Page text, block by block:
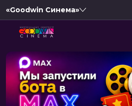
«Goodwin Синема»